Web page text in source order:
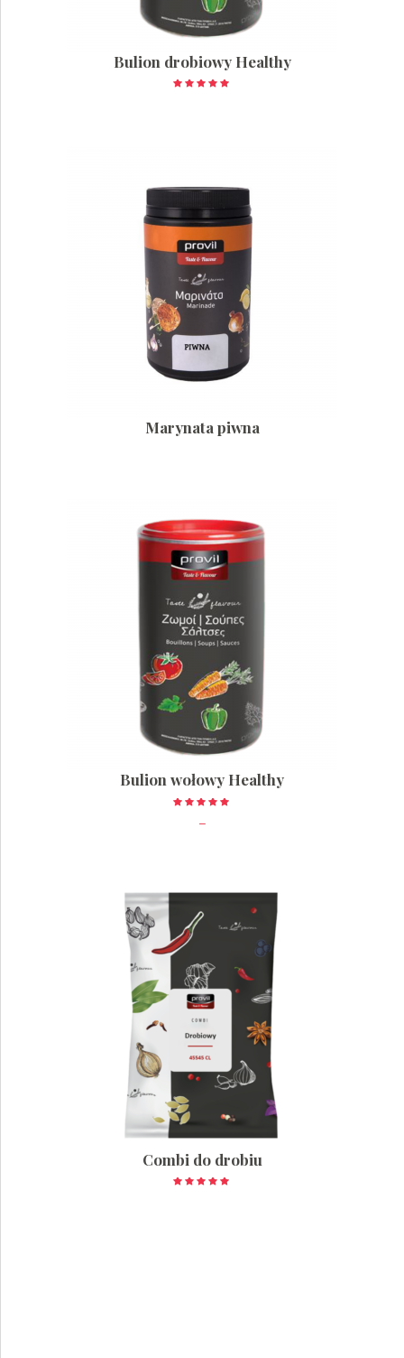
Bulion drobiowy Healthy
Marynata piwna
Bulion wołowy Healthy
–
Combi do drobiu